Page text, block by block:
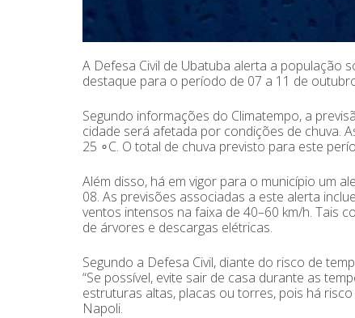
A Defesa Civil de Ubatuba alerta a população
destaque para o período de 07 a 11 de
Segundo informações do Climatempo, a
cidade será afetada por condições de chuva.
25 ∘C. O total de chuva previsto para este
Além disso, há em vigor para o município um
08. As previsões associadas a este alerta
ventos intensos na faixa de 40–60 km/h. Tais
de árvores e descargas elétricas.
Segundo a Defesa Civil, diante do risco de
“Se possível, evite sair de casa durante as
estruturas altas, placas ou torres, pois há
Napoli.